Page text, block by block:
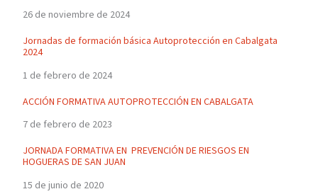
26 de noviembre de 2024
Jornadas de formación básica Autoprotección en Cabalgata
2024
1 de febrero de 2024
ACCIÓN FORMATIVA AUTOPROTECCIÓN EN CABALGATA
7 de febrero de 2023
JORNADA FORMATIVA EN PREVENCIÓN DE RIESGOS EN
HOGUERAS DE SAN JUAN
15 de junio de 2020